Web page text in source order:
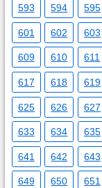
593 594 595
601 602 603
609 610 611
617 618 619
625 626 627
633 634 635
641 642 643
649 650 651